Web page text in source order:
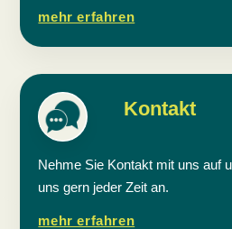
mehr erfahren
Kontakt
Nehme Sie Kontakt mit uns auf
uns gern jeder Zeit an.
mehr erfahren